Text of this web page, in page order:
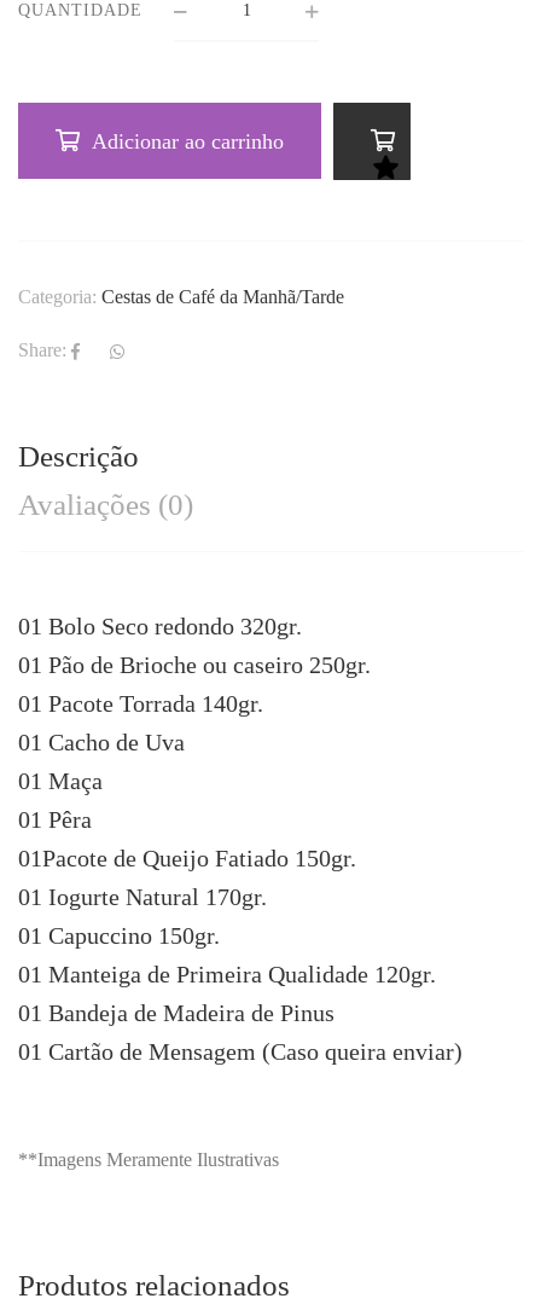
QUANTIDADE
Adicionar ao carrinho
Categoria: Cestas de Café da Manhã/Tarde
Share:
Descrição
Avaliações (0)
01 Bolo Seco redondo 320gr.
01 Pão de Brioche ou caseiro 250gr.
01 Pacote Torrada 140gr.
01 Cacho de Uva
01 Maça
01 Pêra
01Pacote de Queijo Fatiado 150gr.
01 Iogurte Natural 170gr.
01 Capuccino 150gr.
01 Manteiga de Primeira Qualidade 120gr.
01 Bandeja de Madeira de Pinus
01 Cartão de Mensagem (Caso queira enviar)
**Imagens Meramente Ilustrativas
Produtos relacionados